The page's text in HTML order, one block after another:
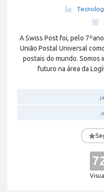
A Swiss Post foi, pelo
União Postal Universal
postais do mundo. Somos
futuro na área da
★